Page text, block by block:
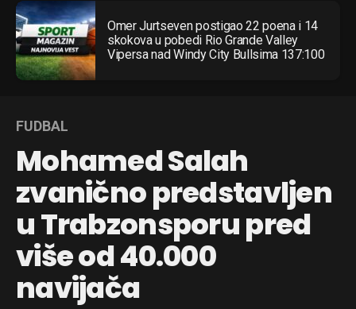
Omer Jurtseven postigao 22 poena i 14
skokova u pobedi Rio Grande Valley
Vipersa nad Windy City Bullsima 137:100
FUDBAL
Mohamed Salah
zvanično predstavljen
u Trabzonsporu pred
više od 40.000
navijača